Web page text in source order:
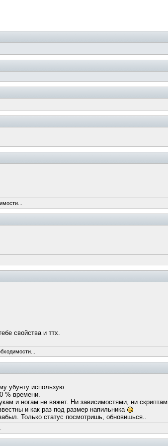
свойства и ттх.
убунту использую.
% времени.
и ногам не вяжет. Ни зависимостями, ни
и как раз под размер напильника
Только статус посмотришь, обновишься..